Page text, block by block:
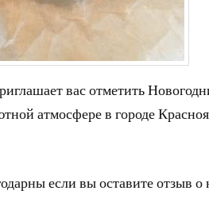
вас отметить
атмосфере в городе
если вы оставите отзыв